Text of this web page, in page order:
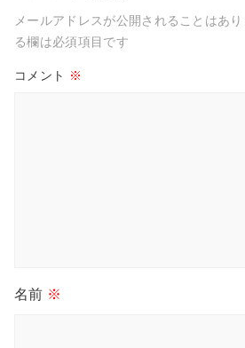
メールアドレスが公開されることはあり
る欄は必須項目です
コメント ※
名前 ※